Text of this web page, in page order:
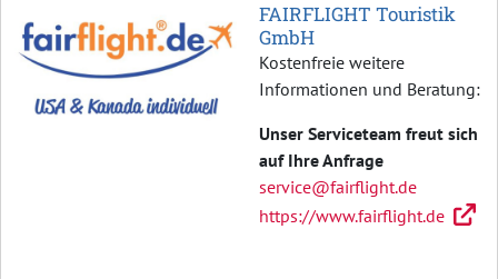
FAIRFLIGHT Touristik
GmbH
Kostenfreie weitere
Informationen und Beratung:
Unser Serviceteam freut sich
auf Ihre Anfrage
service@fairflight.de
https://www.fairflight.de